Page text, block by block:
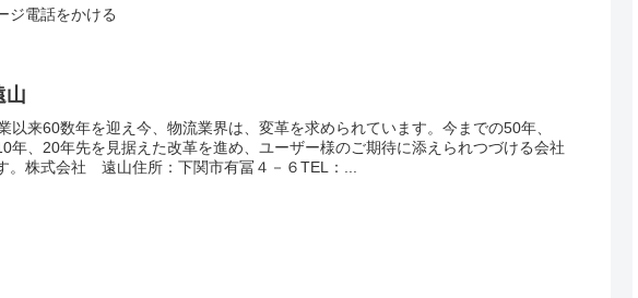
ジ電話をかける
山
以来60数年を迎え今、物流業界は、変革を求められています。今までの50年、
年、20年先を見据えた改革を進め、ユーザー様のご期待に添えられつづける会社
。株式会社 遠山住所：下関市有冨４－６TEL：...